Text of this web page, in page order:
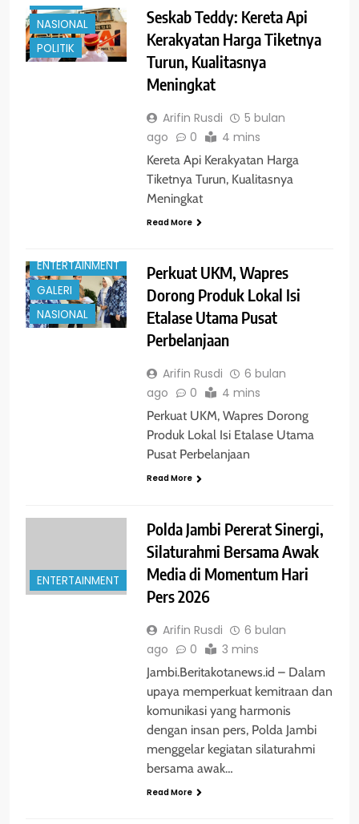
NASIONAL
POLITIK
Seskab Teddy: Kereta Api
Kerakyatan Harga Tiketnya
Turun, Kualitasnya
Meningkat
Arifin Rusdi
5 bulan
ago
0 4 mins
Kereta Api Kerakyatan Harga
Tiketnya Turun, Kualitasnya
Meningkat
Read More
ENTERTAINMENT
GALERI
NASIONAL
Perkuat UKM, Wapres
Dorong Produk Lokal Isi
Etalase Utama Pusat
Perbelanjaan
Arifin Rusdi
6 bulan
ago
0 4 mins
Perkuat UKM, Wapres Dorong
Produk Lokal Isi Etalase Utama
Pusat Perbelanjaan
Read More
ENTERTAINMENT
Polda Jambi Pererat Sinergi,
Silaturahmi Bersama Awak
Media di Momentum Hari
Pers 2026
Arifin Rusdi
6 bulan
ago
0 3 mins
Jambi.Beritakotanews.id – Dalam
upaya memperkuat kemitraan dan
komunikasi yang harmonis
dengan insan pers, Polda Jambi
menggelar kegiatan silaturahmi
bersama awak…
Read More